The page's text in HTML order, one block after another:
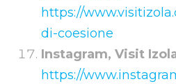
https://
di-coesione
Instagram, Visit
https://